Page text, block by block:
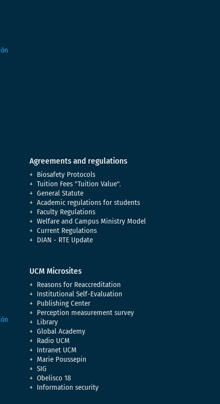
Agreements and regulations
Biosafety Protocols
Tuition Fees "Tuition Value".
General Statute
Academic regulations for students
Faculty Regulations
Welfare and Campus Ministry Model
Current Regulations
DIAN - RTE Update
UCM Microsites
Reasons for Reaccreditation
Institutional Self-Evaluation
Publishing Center
Perception measurement survey
Library
Global Academy
Radio UCM
Intranet UCM
Marie Poussepin
SIG
Obelisco 18
Information security